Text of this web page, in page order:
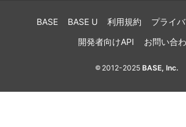
BASE BASE U 利用規約
プライ
開発者向けAPI
お問い合
© 2012-2025BASE, Inc.